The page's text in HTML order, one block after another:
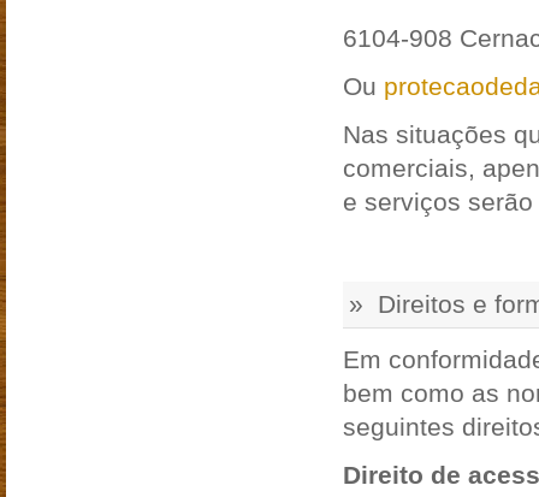
6104-908
Ou
Nas situações
comerciais,
e serviços
» Direitos e
Em
bem como as
seguintes
Direito de